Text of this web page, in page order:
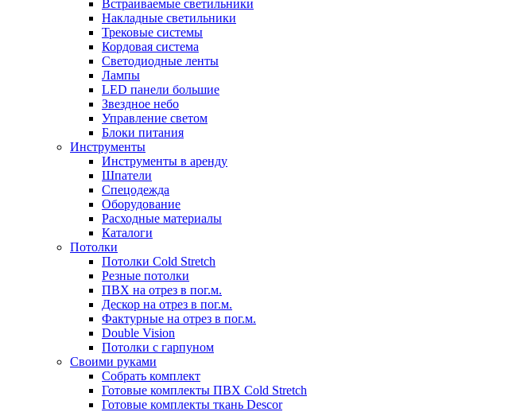
Встраиваемые светильники
Накладные светильники
Трековые системы
Кордовая система
Светодиодные ленты
Лампы
LED панели большие
Звездное небо
Управление светом
Блоки питания
Инструменты
Инструменты в аренду
Шпатели
Спецодежда
Оборудование
Расходные материалы
Каталоги
Потолки
Потолки Cold Stretch
Резные потолки
ПВХ на отрез в пог.м.
Дескор на отрез в пог.м.
Фактурные на отрез в пог.м.
Double Vision
Потолки с гарпуном
Своими руками
Собрать комплект
Готовые комплекты ПВХ Cold Stretch
Готовые комплекты ткань Descor